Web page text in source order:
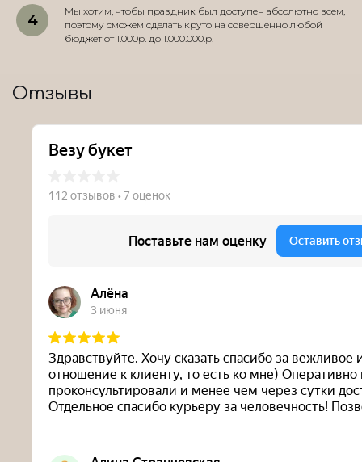
Мы хотим, чтобы праздник был доступен абсолютно всем,
поэтому сможем сделать круто на совершенно любой
бюджет от 1.000р. до 1.000.000.р.
Отзывы